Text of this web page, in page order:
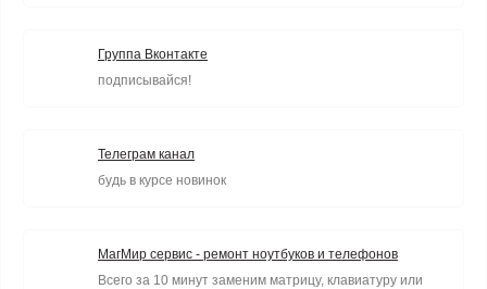
Группа Вконтакте
подписывайся!
Телеграм канал
будь в курсе новинок
МагМир сервис - ремонт ноутбуков и телефонов
Всего за 10 минут заменим матрицу, клавиатуру или